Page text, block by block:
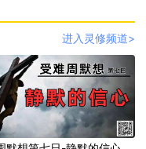
进入灵修频道>